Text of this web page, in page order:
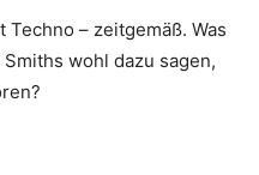
– zeitgemäß. Was
wohl dazu sagen,